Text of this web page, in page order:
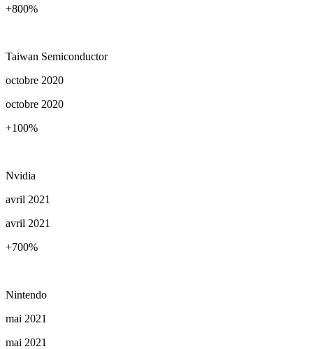
+800%
Taiwan Semiconductor
octobre 2020
octobre 2020
+100%
Nvidia
avril 2021
avril 2021
+700%
Nintendo
mai 2021
mai 2021